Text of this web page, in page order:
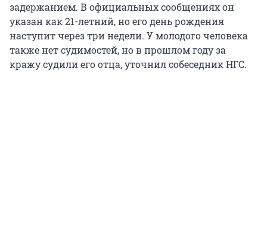
задержанием. В официальных сообщениях он
указан как 21-летний, но его день рождения
наступит через три недели. У молодого человека
также нет судимостей, но в прошлом году за
кражу судили его отца, уточнил собеседник НГС.